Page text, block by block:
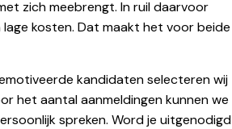
zich meebrengt. In ruil daarvoor
kosten. Dat maakt het voor beide
kandidaten selecteren wij
het aantal aanmeldingen kunnen we
spreken. Word je uitgenodigd